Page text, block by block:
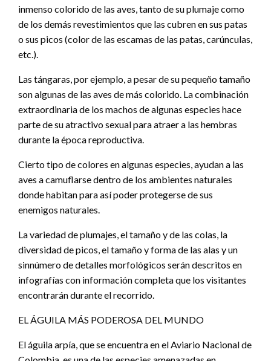
inmenso colorido de las aves, tanto de su plumaje como
de los demás revestimientos que las cubren en sus patas
o sus picos (color de las escamas de las patas, carúnculas,
etc.).
Las tángaras, por ejemplo, a pesar de su pequeño tamaño
son algunas de las aves de más colorido. La combinación
extraordinaria de los machos de algunas especies hace
parte de su atractivo sexual para atraer a las hembras
durante la época reproductiva.
Cierto tipo de colores en algunas especies, ayudan a las
aves a camuflarse dentro de los ambientes naturales
donde habitan para así poder protegerse de sus
enemigos naturales.
La variedad de plumajes, el tamaño y de las colas, la
diversidad de picos, el tamaño y forma de las alas y un
sinnúmero de detalles morfológicos serán descritos en
infografías con información completa que los visitantes
encontrarán durante el recorrido.
EL ÁGUILA MÁS PODEROSA DEL MUNDO
El águila arpía, que se encuentra en el Aviario Nacional de